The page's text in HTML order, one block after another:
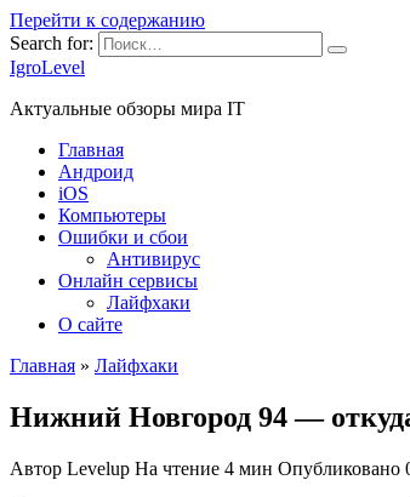
Перейти к содержанию
Search for:
IgroLevel
Актуальные обзоры мира IT
Главная
Андроид
iOS
Компьютеры
Ошибки и сбои
Антивирус
Онлайн сервисы
Лайфхаки
О сайте
Главная » Лайфхаки
Нижний Новгород 94 —
Автор Levelup На чтение 4 мин Опубликовано